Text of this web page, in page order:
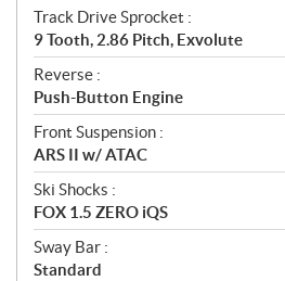
Track Drive Sprocket :
9 Tooth, 2.86 Pitch, Exvolute
Reverse :
Push-Button Engine
Front Suspension :
ARS II w/ ATAC
Ski Shocks :
FOX 1.5 ZERO iQS
Sway Bar :
Standard